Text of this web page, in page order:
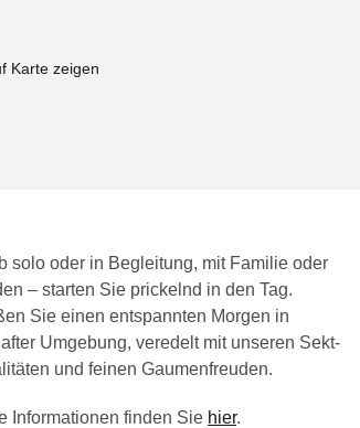
Karte zeigen
solo oder in Begleitung, mit Familie oder
– starten Sie prickelnd in den Tag.
Sie einen entspannten Morgen in
Umgebung, veredelt mit unseren Sekt-
und feinen Gaumenfreuden.
Informationen finden Sie hier.